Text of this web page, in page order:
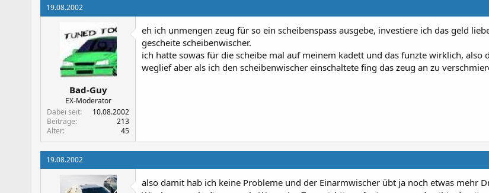
19.08.2002
Bad-Guy
EX-Moderator
Dabei seit
10.08.2002
Beiträge
213
Alter
45
eh ich unmengen zeug für so ein scheibenspass ausgebe, investiere ich das geld
gescheite scheibenwischer.
ich hatte sowas für die scheibe mal auf meinem kadett und das funzte wirklich, also
weglief aber als ich den scheibenwischer einschaltete fing das zeug an zu
19.08.2002
also damit hab ich keine Probleme und der Einarmwischer übt ja noch etwas mehr